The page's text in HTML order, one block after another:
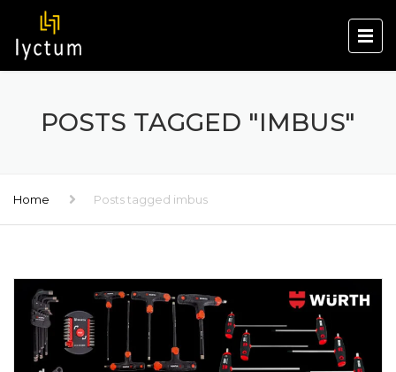
POSTS TAGGED "IMBUS"
Home Posts tagged imbus